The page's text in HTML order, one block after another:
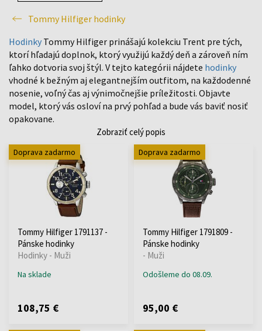
Tommy Hilfiger hodinky
Hodinky Tommy Hilfiger prinášajú kolekciu Trent pre tých,
ktorí hľadajú doplnok, ktorý využijú každý deň a zároveň ním
ľahko dotvoria svoj štýl. V tejto kategórii nájdete hodinky
vhodné k bežným aj elegantnejším outfitom, na každodenné
nosenie, voľný čas aj výnimočnejšie príležitosti. Objavte
model, ktorý vás osloví na prvý pohľad a bude vás baviť nosiť
opakovane.
Zobraziť celý popis
Doprava zadarmo
Tommy Hilfiger 1791137 -
Pánske hodinky
Hodinky - Muži
Na sklade
108,75 €
Doprava zadarmo
Tommy Hilfiger 1791809 -
Pánske hodinky
- Muži
Odošleme do 08.09.
95,00 €